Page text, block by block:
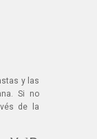
y las
Si no
de la